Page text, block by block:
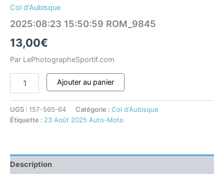
Col d'Aubisque
2025:08:23 15:50:59 ROM_9845
13,00€
Par LePhotographeSportif.com
Ajouter au panier
UGS : 157-565-64 Catégorie : Col d'Aubisque
Étiquette : 23 Août 2025 Auto-Moto
Description